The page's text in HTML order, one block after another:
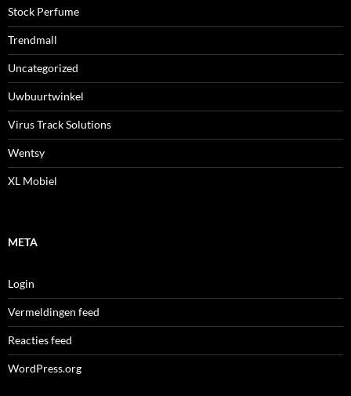
Stock Perfume
Trendmall
Uncategorized
Uwbuurtwinkel
Virus Track Solutions
Wentsy
XL Mobiel
META
Login
Vermeldingen feed
Reacties feed
WordPress.org